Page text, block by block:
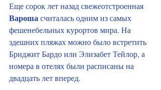
Еще сорок лет назад свежеотстроенная
Вароша считалась одним из самых
фешенебельных курортов мира. На
здешних пляжах можно было встретить
Бриджит Бардо или Элизабет Тейлор, а
номера в отелях были расписаны на
двадцать лет вперед.